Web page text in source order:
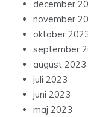
december
november
oktober
september
august 2023
juli 2023
juni 2023
maj 2023